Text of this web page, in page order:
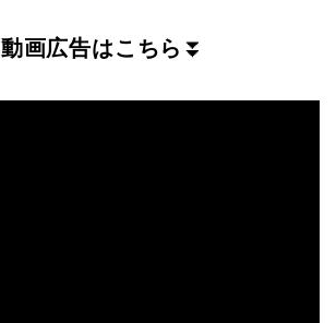
動画広告はこちら ⏬